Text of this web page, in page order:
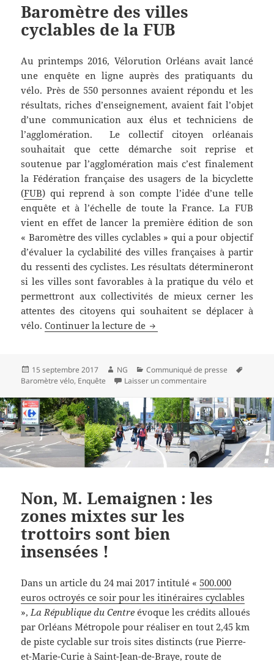
Baromètre des villes
cyclables de la FUB
Au printemps 2016, Vélorution Orléans avait lancé
une enquête en ligne auprès des pratiquants du
vélo. Près de 550 personnes avaient répondu et les
résultats, riches d’enseignement, avaient fait l’objet
d’une communication aux élus et techniciens de
l’agglomération. Le collectif citoyen orléanais
souhaitait que cette démarche soit reprise et
soutenue par l’agglomération mais c’est finalement
la Fédération française des usagers de la bicyclette
(FUB) qui reprend à son compte l’idée d’une telle
enquête et à l’échelle de toute la France. La FUB
vient en effet de lancer la première édition de son
« Baromètre des villes cyclables » qui a pour objectif
d’évaluer la cyclabilité des villes françaises à partir
du ressenti des cyclistes. Les résultats détermineront
si les villes sont favorables à la pratique du vélo et
permettront aux collectivités de mieux cerner les
attentes des citoyens qui souhaitent se déplacer à
vélo.Continuer la lecture de Baromètre des villes
Publié
le
15 septembre 2017 Auteur
NG Catégories
Communiqué de presse
Baromètre vélo, Enquête Laisser un commentaire
Non, M. Lemaignen : les
zones mixtes sur les
trottoirs sont bien
insensées !
Dans un article du 24 mai 2017 intitulé « 500.000
euros octroyés ce soir pour les itinéraires cyclables
»,La République du Centre évoque les crédits alloués
par Orléans Métropole pour réaliser en tout 2,45 km
de piste cyclable sur trois sites distincts (rue Pierre-
et-Marie-Curie à Saint-Jean-de-Braye, route de